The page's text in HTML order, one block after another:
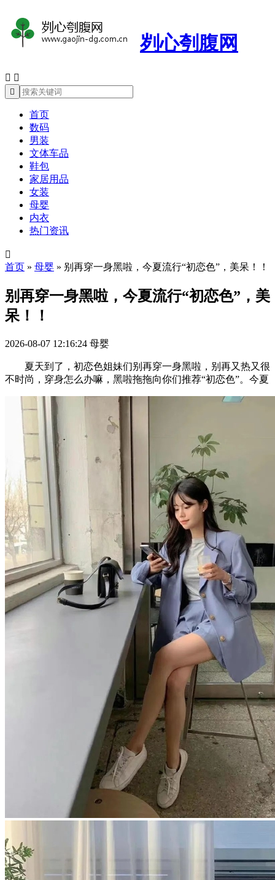
刿心刳腹网
 

首页
数码
男装
文体车品
鞋包
家居用品
女装
母婴
内衣
热门资讯

首页 » 母婴 » 别再穿一身黑啦，今夏流行“初恋色”，美呆！！
别再穿一身黑啦，今夏流行“初恋色”，美
呆！！
2026-08-07 12:16:24 母婴
夏天到了，初恋色姐妹们别再穿一身黑啦，别再又热又很
不时尚，穿身怎么办嘛，黑啦拖拖向你们推荐“初恋色”。今夏